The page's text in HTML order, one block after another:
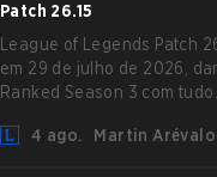
Patch 26.15
League of Legends Patch
em 29 de julho de 2026,
Ranked Season 3 com
a última atualização
4 ago. Martin